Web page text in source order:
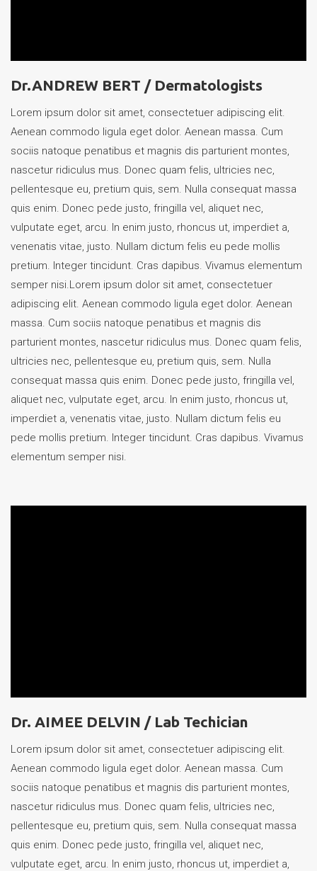
Dr.ANDREW BERT / Dermatologists
Lorem ipsum dolor sit amet, consectetuer adipiscing elit.
Aenean commodo ligula eget dolor. Aenean massa. Cum
sociis natoque penatibus et magnis dis parturient montes,
nascetur ridiculus mus. Donec quam felis, ultricies nec,
pellentesque eu, pretium quis, sem. Nulla consequat massa
quis enim. Donec pede justo, fringilla vel, aliquet nec,
vulputate eget, arcu. In enim justo, rhoncus ut, imperdiet a,
venenatis vitae, justo. Nullam dictum felis eu pede mollis
pretium. Integer tincidunt. Cras dapibus. Vivamus elementum
semper nisi.Lorem ipsum dolor sit amet, consectetuer
adipiscing elit. Aenean commodo ligula eget dolor. Aenean
massa. Cum sociis natoque penatibus et magnis dis
parturient montes, nascetur ridiculus mus. Donec quam felis,
ultricies nec, pellentesque eu, pretium quis, sem. Nulla
consequat massa quis enim. Donec pede justo, fringilla vel,
aliquet nec, vulputate eget, arcu. In enim justo, rhoncus ut,
imperdiet a, venenatis vitae, justo. Nullam dictum felis eu
pede mollis pretium. Integer tincidunt. Cras dapibus. Vivamus
elementum semper nisi.
Dr. AIMEE DELVIN / Lab Techician
Lorem ipsum dolor sit amet, consectetuer adipiscing elit.
Aenean commodo ligula eget dolor. Aenean massa. Cum
sociis natoque penatibus et magnis dis parturient montes,
nascetur ridiculus mus. Donec quam felis, ultricies nec,
pellentesque eu, pretium quis, sem. Nulla consequat massa
quis enim. Donec pede justo, fringilla vel, aliquet nec,
vulputate eget, arcu. In enim justo, rhoncus ut, imperdiet a,